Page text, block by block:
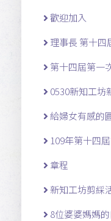
歡迎加入
理事長 第十四
第十四屆第一
0530新知工坊
給婦女有感的
109年第十四
章程
新知工坊剪綵
8位婆婆媽媽